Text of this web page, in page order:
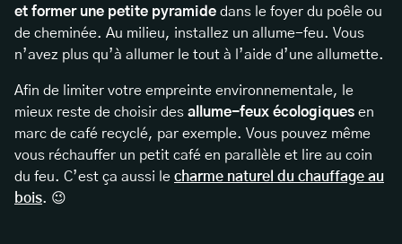
et former une petite pyramide dans le foyer du poêle ou
de cheminée. Au milieu, installez un allume-feu. Vous
n’avez plus qu’à allumer le tout à l’aide d’une allumette.
Afin de limiter votre empreinte environnementale, le
mieux reste de choisir des allume-feux écologiques en
marc de café recyclé, par exemple. Vous pouvez même
vous réchauffer un petit café en parallèle et lire au coin
du feu. C’est ça aussi le charme naturel du chauffage au
bois. 😉